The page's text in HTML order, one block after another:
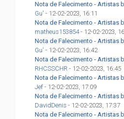
Nota de Falecimento - Artistas
Gu' - 12-02-2023, 16:11
Nota de Falecimento - Artistas
matheus153854- 12-02-2023,
Nota de Falecimento - Artistas
Gu' - 12-02-2023, 16:42
Nota de Falecimento - Artistas
RHCSSCHR - 12-02-2023, 16:45
Nota de Falecimento - Artistas
Jef - 12-02-2023, 17:09
Nota de Falecimento - Artistas
DavidDenis - 12-02-2023, 17:37
Nota de Falecimento - Artistas